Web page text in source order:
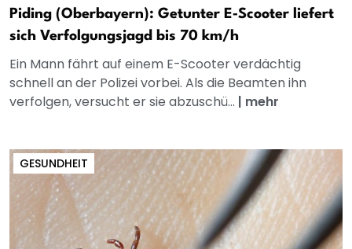
Piding (Oberbayern): Getunter E‑Scooter liefert
sich Verfolgungsjagd bis 70 km/h
Ein Mann fährt auf einem E-Scooter verdächtig
schnell an der Polizei vorbei. Als die Beamten ihn
verfolgen, versucht er sie abzuschü... | mehr
GESUNDHEIT